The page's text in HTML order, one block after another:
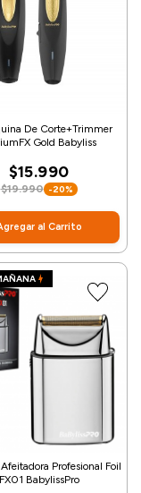
De Corte+Trimmer
Gold Babyliss
$15.990
$19.990 -20%
al Carrito
Profesional Foil
FX01 BabylissPro